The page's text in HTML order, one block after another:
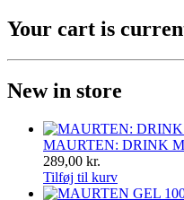
Your cart is
New in store
MAURTEN: DRINK
289,00 kr.
Tilføj til kurv